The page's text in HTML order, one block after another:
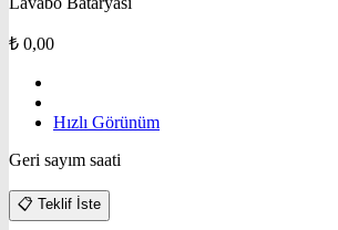
₺ 0,00
Hızlı Görünüm
Geri sayım saati
📋 Teklif İste